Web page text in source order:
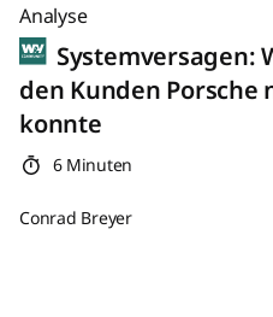
Analyse
Systemversagen:
den Kunden Porsche
konnte
6 Minuten
Conrad Breyer